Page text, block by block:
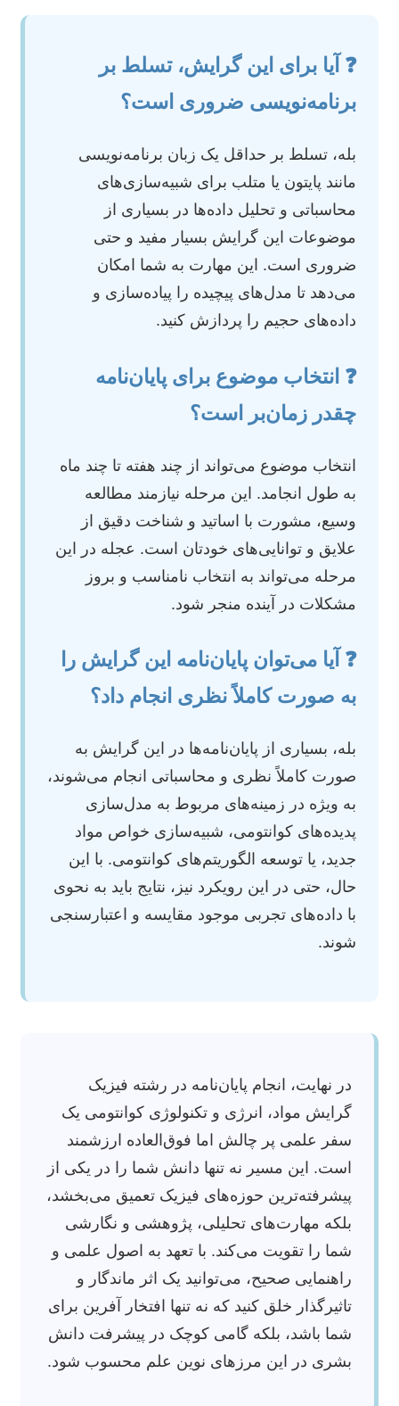
❓ آیا برای این گرایش، تسلط بر
برنامه‌نویسی ضروری است؟
بله، تسلط بر حداقل یک زبان برنامه‌نویسی
مانند پایتون یا متلب برای شبیه‌سازی‌های
محاسباتی و تحلیل داده‌ها در بسیاری از
موضوعات این گرایش بسیار مفید و حتی
ضروری است. این مهارت به شما امکان
می‌دهد تا مدل‌های پیچیده را پیاده‌سازی و
داده‌های حجیم را پردازش کنید.
❓ انتخاب موضوع برای پایان‌نامه
چقدر زمان‌بر است؟
انتخاب موضوع می‌تواند از چند هفته تا چند ماه
به طول انجامد. این مرحله نیازمند مطالعه
وسیع، مشورت با اساتید و شناخت دقیق از
علایق و توانایی‌های خودتان است. عجله در این
مرحله می‌تواند به انتخاب نامناسب و بروز
مشکلات در آینده منجر شود.
❓ آیا می‌توان پایان‌نامه این گرایش را
به صورت کاملاً نظری انجام داد؟
بله، بسیاری از پایان‌نامه‌ها در این گرایش به
صورت کاملاً نظری و محاسباتی انجام می‌شوند،
به ویژه در زمینه‌های مربوط به مدل‌سازی
پدیده‌های کوانتومی، شبیه‌سازی خواص مواد
جدید، یا توسعه الگوریتم‌های کوانتومی. با این
حال، حتی در این رویکرد نیز، نتایج باید به نحوی
با داده‌های تجربی موجود مقایسه و اعتبارسنجی
شوند.
در نهایت، انجام پایان‌نامه در رشته فیزیک
گرایش مواد، انرژی و تکنولوژی کوانتومی یک
سفر علمی پر چالش اما فوق‌العاده ارزشمند
است. این مسیر نه تنها دانش شما را در یکی از
پیشرفته‌ترین حوزه‌های فیزیک تعمیق می‌بخشد،
بلکه مهارت‌های تحلیلی، پژوهشی و نگارشی
شما را تقویت می‌کند. با تعهد به اصول علمی و
راهنمایی صحیح، می‌توانید یک اثر ماندگار و
تاثیرگذار خلق کنید که نه تنها افتخار آفرین برای
شما باشد، بلکه گامی کوچک در پیشرفت دانش
بشری در این مرزهای نوین علم محسوب شود.